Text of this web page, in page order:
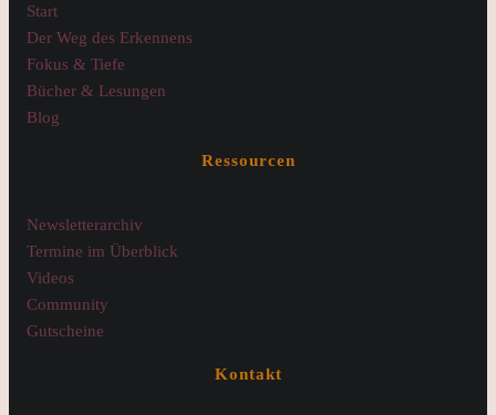
Start
Der Weg des Erkennens
Fokus & Tiefe
Bücher & Lesungen
Blog
Ressourcen
Newsletterarchiv
Termine im Überblick
Videos
Community
Gutscheine
Kontakt